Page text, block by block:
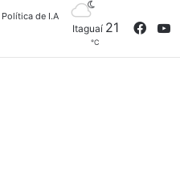
Política de I.A
Itaguaí 21
℃